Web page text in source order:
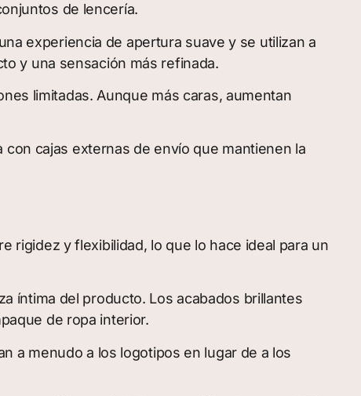
de lencería.
experiencia de apertura suave y se utilizan a
y una sensación más refinada.
limitadas. Aunque más caras, aumentan
cajas externas de envío que mantienen la
rigidez y flexibilidad, lo que lo hace ideal para un
íntima del producto. Los acabados brillantes
de ropa interior.
a menudo a los logotipos en lugar de a los